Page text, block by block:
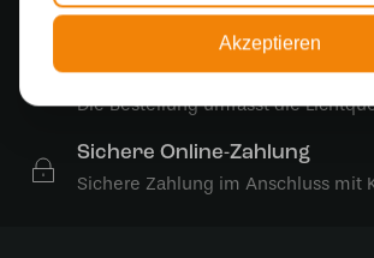
Kostenlose Lichtquellen
Die Bestellung umfasst die
Sichere Online-Zahlung
Sichere Zahlung im Anschluss mit
Akzeptieren